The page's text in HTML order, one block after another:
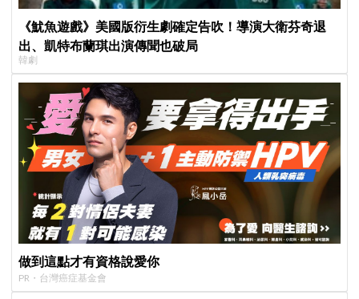
《魷魚遊戲》美國版衍生劇確定告吹！導演大衛芬奇退
出、凱特布蘭琪出演傳聞也破局
韓劇
做到這點才有資格說愛你
PR・台灣癌症基金會